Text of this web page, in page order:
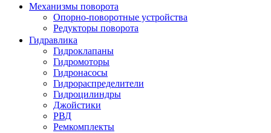
Механизмы поворота
Опорно-поворотные устройства
Редукторы поворота
Гидравлика
Гидроклапаны
Гидромоторы
Гидронасосы
Гидрораспределители
Гидроцилиндры
Джойстики
РВД
Ремкомплекты